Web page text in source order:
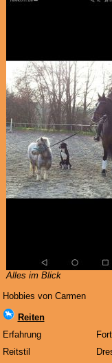
Alles im Blick
Hobbies von Carmen
Reiten
Erfahrung
Reitstil